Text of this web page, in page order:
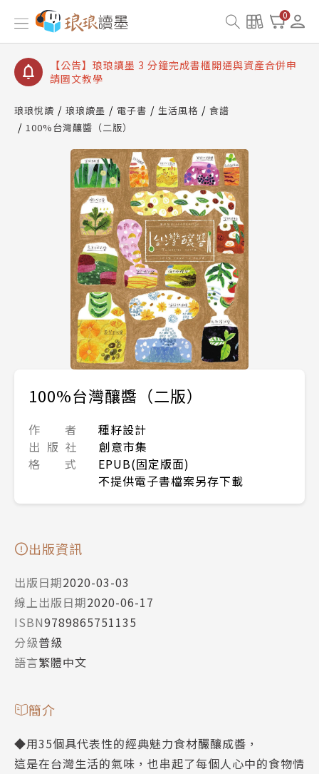
0
【公告】琅琅讀墨數位閱讀資產合併與書櫃開通申請
【公告】琅琅讀墨書櫃開通常見問題
【公告】琅琅讀墨 3 分鐘完成書櫃開通與資產合併申
請圖文教學
查詢
【公告】琅琅讀墨數位閱讀資產合併與書櫃開通申請
琅琅悅讀 琅琅讀墨 電子書 生活風格
食譜
100%台灣釀醬（二版）
100%台灣釀醬（二版）
作 者
種籽設計
出 版 社
創意市集
格 式
EPUB(固定版面)
不提供電子書檔案另存下載
出版資訊
出版日期2020-03-03
線上出版日期2020-06-17
ISBN9789865751135
分級普級
語言繁體中文
簡介
◆用35個具代表性的經典魅力食材釅釀成醬，
這是在台灣生活的氣味，也串起了每個人心中的食物情